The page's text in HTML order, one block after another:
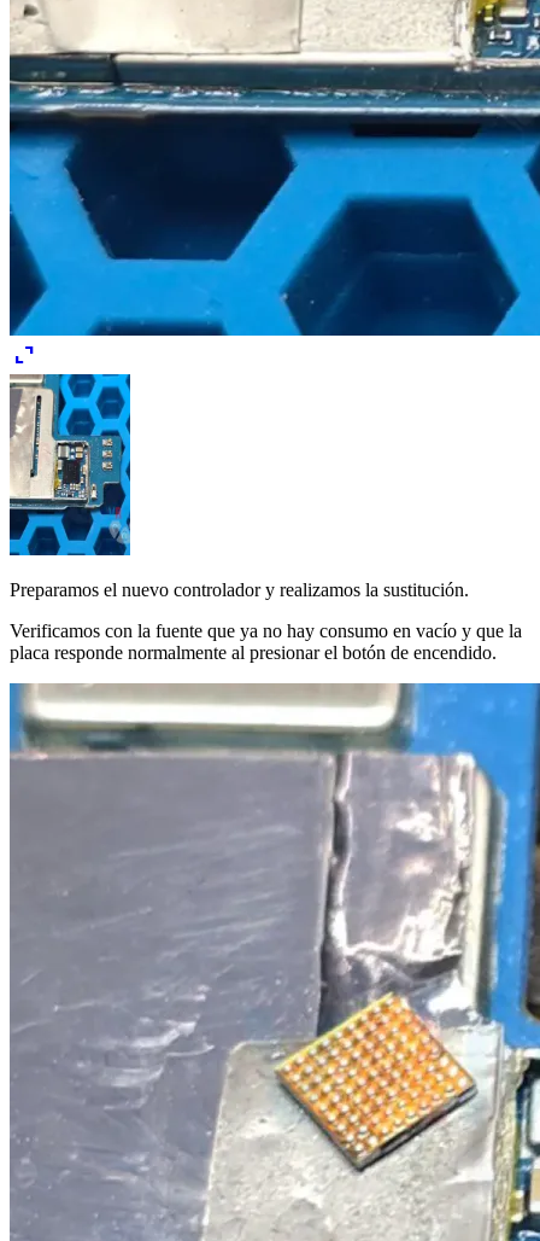
expand_content
Preparamos el nuevo controlador y realizamos la sustitución.
Verificamos con la fuente que ya no hay consumo en vacío y que la
placa responde normalmente al presionar el botón de encendido.